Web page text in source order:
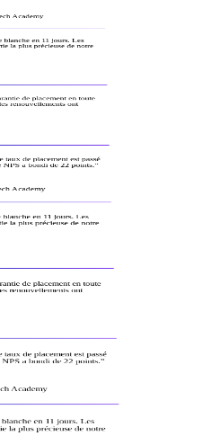
Academy
en 11 jours. Les
la plus précieuse de notre
de placement en toute
renouvellements ont
de placement est passé
a bondi de 22 points.”
Academy
en 11 jours. Les
la plus précieuse de notre
de placement en toute
renouvellements ont
de placement est passé
a bondi de 22 points.”
Academy
en 11 jours. Les
la plus précieuse de notre